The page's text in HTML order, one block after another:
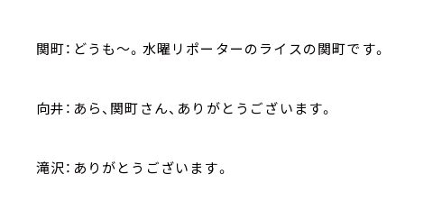
関町：どうも～。水曜リポーターのライスの関町です。
向井：あら、関町さん、ありがとうございます。
滝沢：ありがとうございます。